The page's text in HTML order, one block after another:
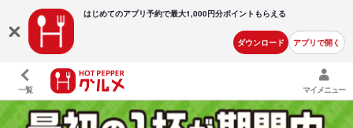
はじめてのアプリ予約で最大1,000円分ポイントもらえる
ダウンロード アプリで開く
一覧 マイメニュー